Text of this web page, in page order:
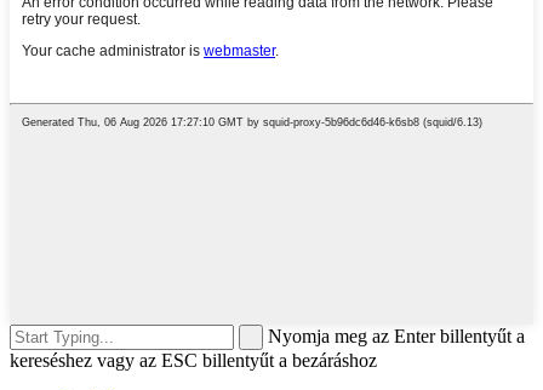
Nyomja meg az Enter billentyűt a
kereséshez vagy az ESC billentyűt a bezáráshoz